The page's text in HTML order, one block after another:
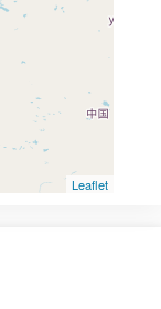
Leaflet